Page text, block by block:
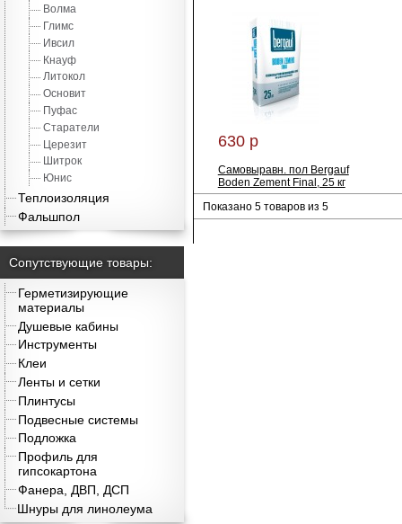
Волма
Глимс
Ивсил
Кнауф
Литокол
Основит
Пуфас
Старатели
Церезит
Шитрок
Юнис
Теплоизоляция
Фальшпол
Сопутствующие товары:
Герметизирующие
материалы
Душевые кабины
Инструменты
Клеи
Ленты и сетки
Плинтусы
Подвесные системы
Подложка
Профиль для
гипсокартона
Фанера, ДВП, ДСП
Шнуры для линолеума
630 р
Самовыравн. пол Bergauf
Boden Zement Final, 25 кг
Показано 5 товаров из 5